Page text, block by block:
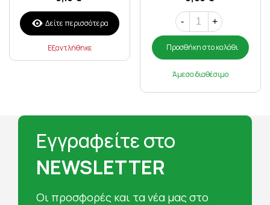
Δείτε περισσότερα
Εξαντλήθηκε
- +
Προσθήκη στο καλάθι
Άμεσα διαθέσιμο
Εγγραφείτε στο
NEWSLETTER
Oι προσφορές και τα νέα μας στο